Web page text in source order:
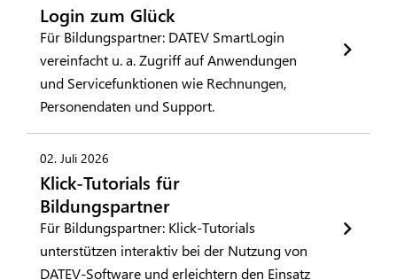
Login zum Glück
Für Bildungspartner: DATEV SmartLogin
vereinfacht u. a. Zugriff auf Anwendungen
und Servicefunktionen wie Rechnungen,
Personendaten und Support.
02. Juli 2026
Klick-Tutorials für
Bildungspartner
Für Bildungspartner: Klick-Tutorials
unterstützen interaktiv bei der Nutzung von
DATEV-Software und erleichtern den Einsatz